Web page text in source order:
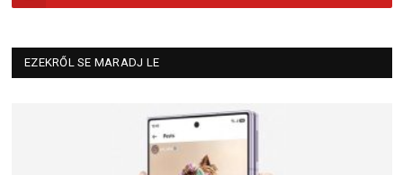
EZEKRŐL SE MARADJ LE